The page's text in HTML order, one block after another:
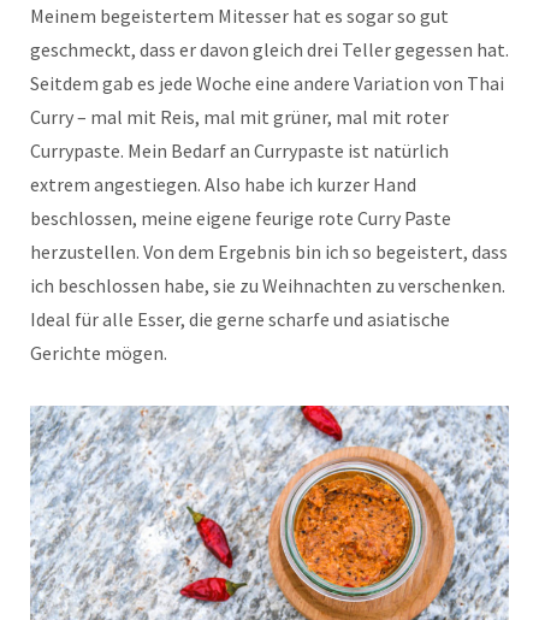
Meinem begeistertem Mitesser hat es sogar so gut
geschmeckt, dass er davon gleich drei Teller gegessen hat.
Seitdem gab es jede Woche eine andere Variation von Thai
Curry – mal mit Reis, mal mit grüner, mal mit roter
Currypaste. Mein Bedarf an Currypaste ist natürlich
extrem angestiegen. Also habe ich kurzer Hand
beschlossen, meine eigene feurige rote Curry Paste
herzustellen. Von dem Ergebnis bin ich so begeistert, dass
ich beschlossen habe, sie zu Weihnachten zu verschenken.
Ideal für alle Esser, die gerne scharfe und asiatische
Gerichte mögen.